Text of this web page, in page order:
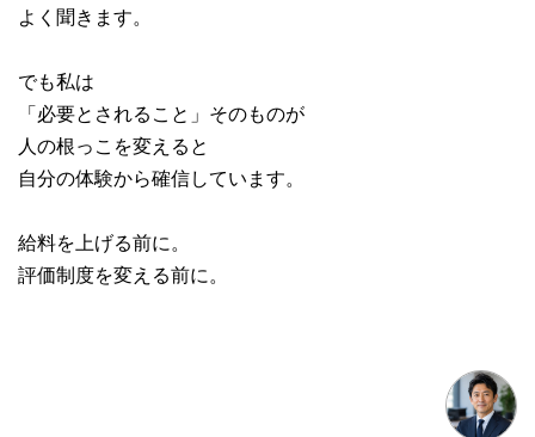
よく聞きます。
でも私は
「必要とされること」そのものが
人の根っこを変えると
自分の体験から確信しています。
給料を上げる前に。
評価制度を変える前に。